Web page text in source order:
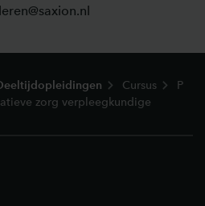
Cursus
P
zorg verpleegkundige